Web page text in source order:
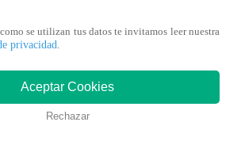
te puede
se utilizan tus datos te invitamos leer nuestra
privacidad.
Aceptar Cookies
Rechazar